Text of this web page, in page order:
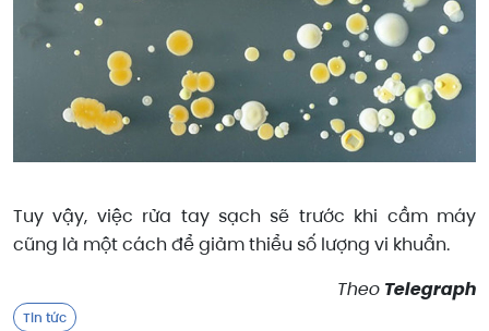
Tuy vậy, việc rửa tay sạch sẽ trước khi cầm máy
cũng là một cách để giảm thiểu số lượng vi khuẩn.
Theo Telegraph
Tin tức